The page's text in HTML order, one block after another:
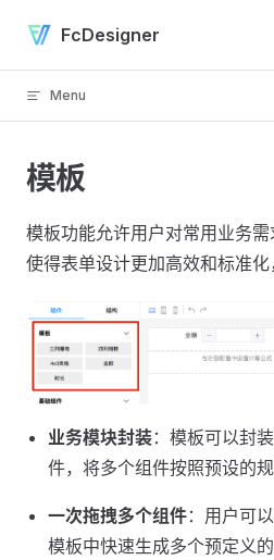
Skip to content
FcDesigner
Menu
模板
模板功能允许用户对常用业务需
使得表单设计更加高效和标准化
业务模块封装：模板可以封
件，将多个组件按照预设的
一次拖拽多个组件：用户可
模板中快速生成多个预定义